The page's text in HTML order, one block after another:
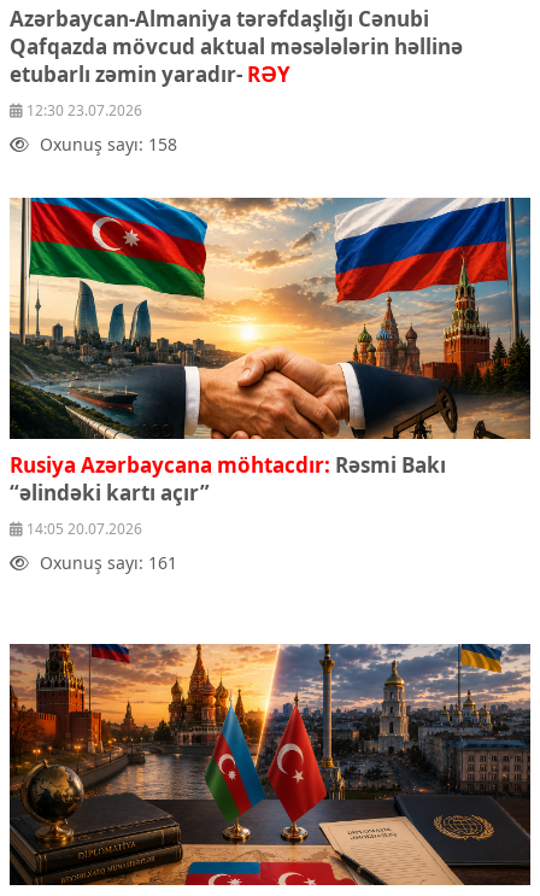
Ekologiya
Zəfər - 5
Gənclər və İdman
Media və QHT
Sağlamlıq
Mənəvi dəyərlər
Texnologiya
Mətbuat-150
Əlaqə
Missiyamız
Azərbaycan-Almaniya tərəfdaşlığı Cənubi
Qafqazda mövcud aktual məsələlərin həllinə
etubarlı zəmin yaradır- RƏY
12:30 23.07.2026
Oxunuş sayı: 158
Rusiya Azərbaycana möhtacdır: Rəsmi Bakı
“əlindəki kartı açır”
14:05 20.07.2026
Oxunuş sayı: 161